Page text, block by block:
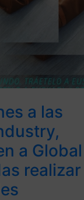
a las
a Global
realizar